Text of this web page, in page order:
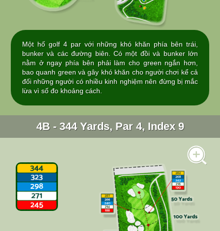
Một hố golf 4 par với những khó khăn phía bên trái,
bunker và các đường biên. Có một đồi và bunker lớn
nằm ở ngay phía bên phải làm cho green ngắn hơn,
bao quanh green và gây khó khăn cho người chơi kể cả
đối những người có nhiều kinh nghiệm nên đừng bị mắc
lừa vì số đo khoảng cách.
4B - 344 Yards, Par 4, Index 9